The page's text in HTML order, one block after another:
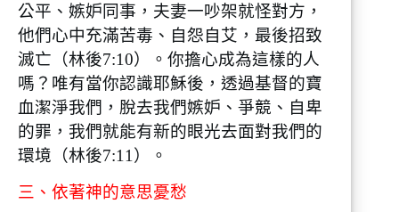
公平、嫉妒同事，夫妻一吵架就怪對方，
他們心中充滿苦毒、自怨自艾，最後招致
滅亡（林後7:10）。你擔心成為這樣的人
嗎？唯有當你認識耶穌後，透過基督的寶
血潔淨我們，脫去我們嫉妒、爭競、自卑
的罪，我們就能有新的眼光去面對我們的
環境（林後7:11）。
三、依著神的意思憂愁